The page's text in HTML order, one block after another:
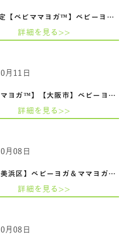
JAHA認定【ベビママヨガ™】ベビーヨガ＆マ…
詳細を見る>>
【ベビママヨガ™】【大阪市】ベビーヨガ＆…
月11日
詳細を見る>>
【千葉市美浜区】ベビーヨガ＆ママヨガイ…
月08日
詳細を見る>>
月08日